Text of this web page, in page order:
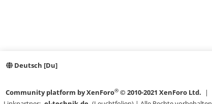
Deutsch [Du]
Community platform by XenForo® © 2010-2021 XenForo Ltd. |